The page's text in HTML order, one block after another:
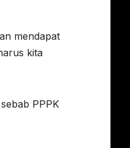
mendapat
kita
PPPK